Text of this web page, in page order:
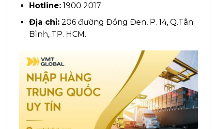
Hotline:1900 2017
Địa chỉ:206 đường Đồng Đen, P. 14, Q.Tân
Bình, TP. HCM.